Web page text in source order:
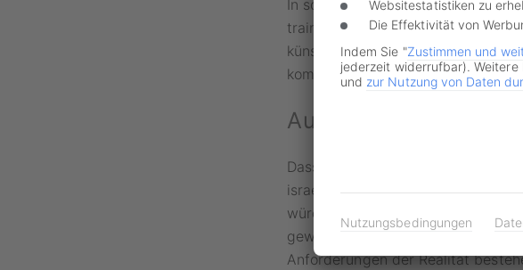
In solchen Grenz- oder
trainiert und daher überfordert.
künstliche Intelligenz in vielen
kommen könne.
Autonomes Fahren
Dass Grenzfälle gar nicht selten
israelischen KI-Start-ups
würde die KI permanent auf
gewünscht in den Prozess
Anforderungen der Realität
Websitestatistiken zu
Die Effektivität von
Indem Sie "Zustimmen und
jederzeit widerrufbar).
und zur Nutzung von Daten
Nutzungsbedingungen